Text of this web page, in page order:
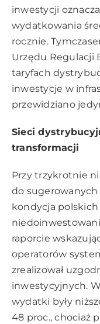
inwestycji
wydatkowania
rocznie.
Urzędu Regulacji
taryfach
inwestycje w
przewidziano
Sieci
transformacji
Przy trzykrotnie
do sugerowanych
kondycja polskich
raporcie
operatorów
zrealizował
inwestycyjnych.
wydatki były
48 proc., chociaż